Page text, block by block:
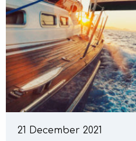
21 December 2021